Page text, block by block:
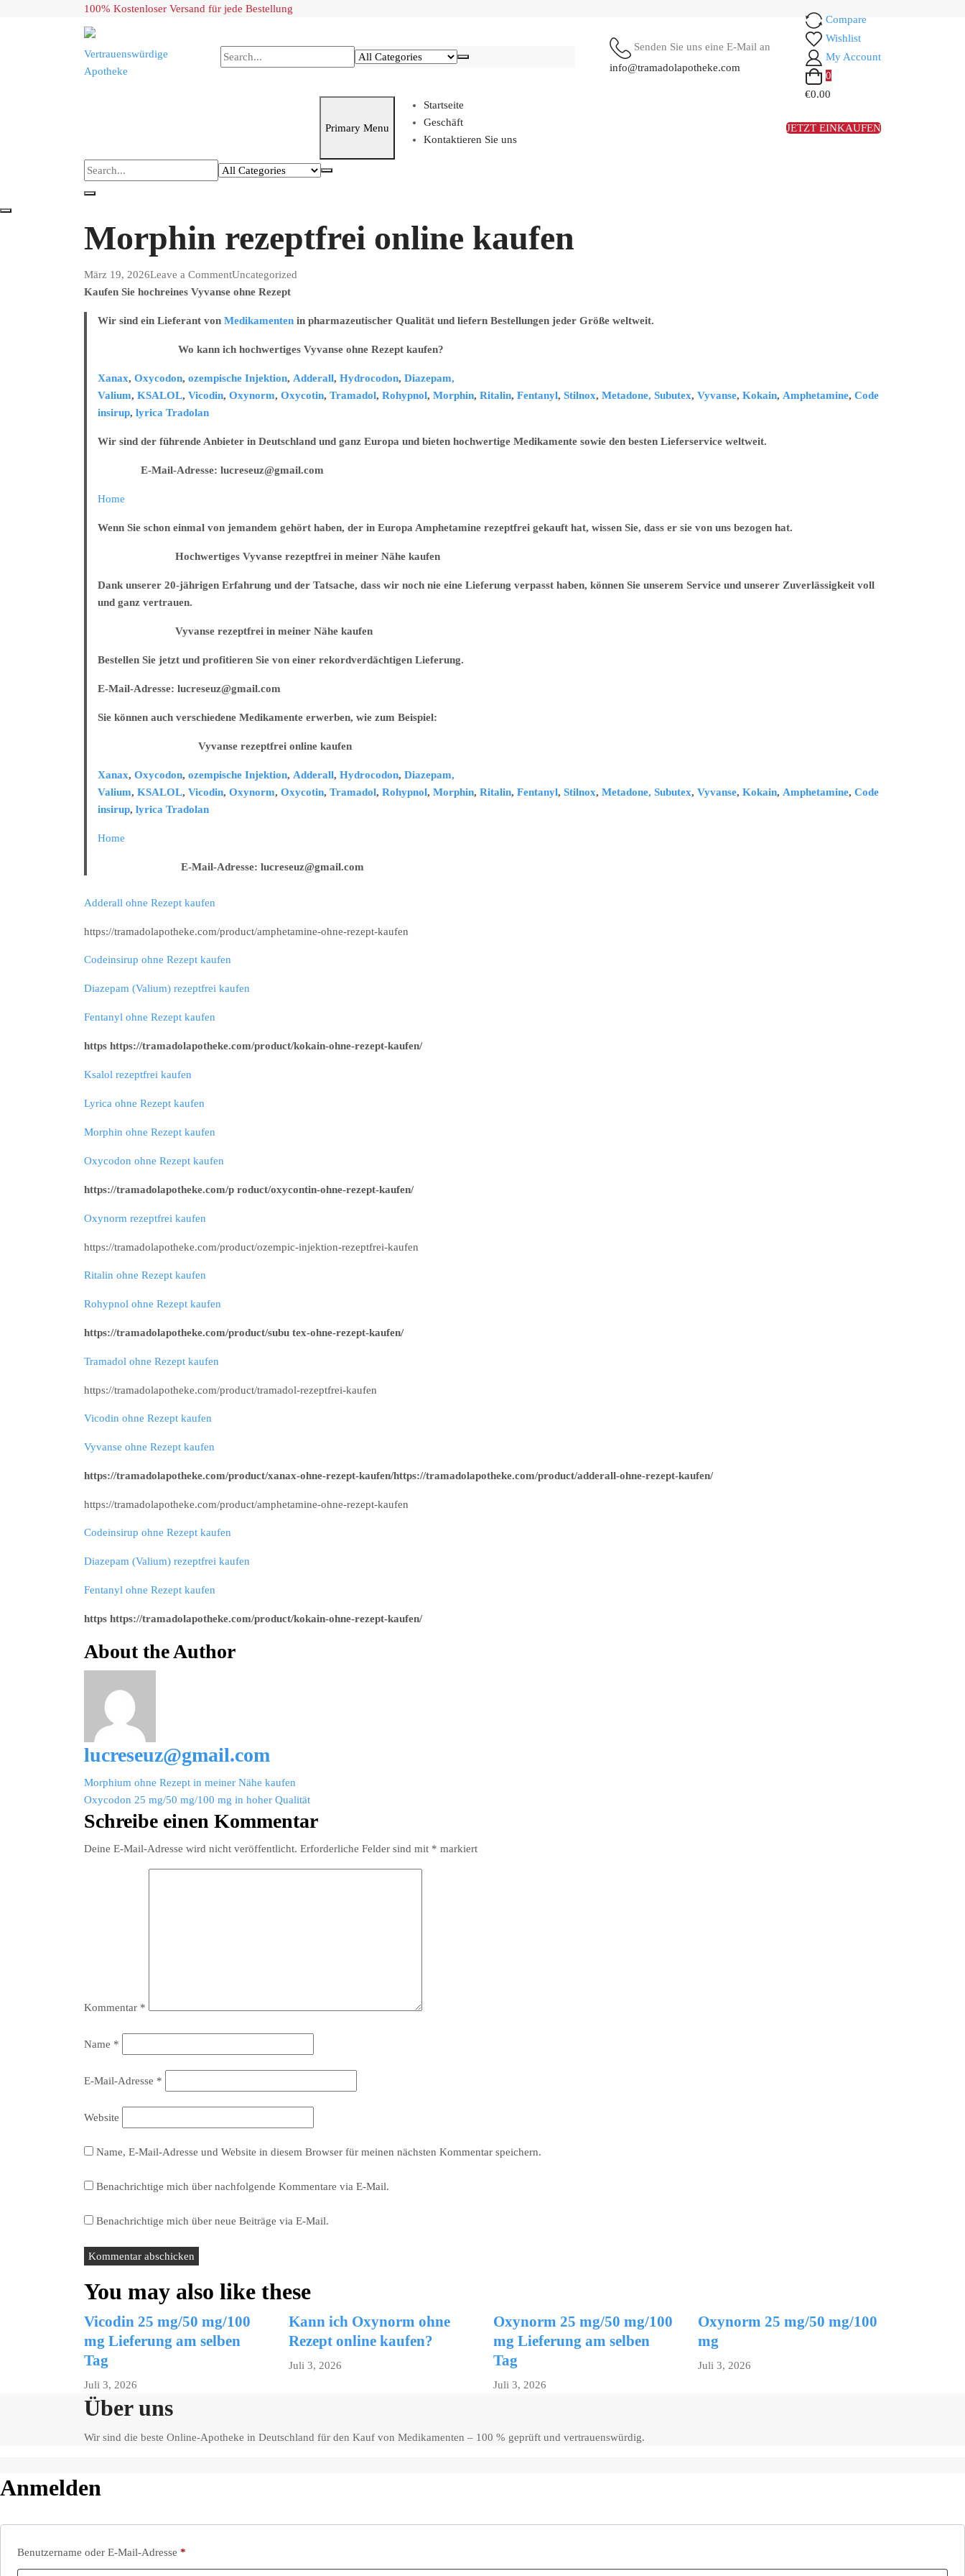
100% Kostenloser Versand für jede Bestellung
Vertrauenswürdige
Apotheke
Senden Sie uns eine E-Mail an
info@tramadolapotheke.com
Compare
Wishlist
My Account
0
€0.00
Primary Menu
Startseite
Geschäft
Kontaktieren Sie uns
JETZT EINKAUFEN
Morphin rezeptfrei online kaufen
März 19, 2026Leave a Commenton
Morphin
online
Uncategorized
Kaufen Sie hochreines Vyvanse ohne Rezept
Wir sind ein Lieferant von Medikamentenin pharmazeutischer Qualität und liefern Bestellungen jeder Größe weltweit.
Wo kann ich hochwertiges Vyvanse ohne Rezept kaufen?
Xanax, Oxycodon, ozempische Injektion, Adderall, Hydrocodon, Diazepam,
Valium, KSALOL, Vicodin, Oxynorm, Oxycotin, Tramadol, Rohypnol, Morphin, Ritalin, Fentanyl, Stilnox, Metadone, Subutex, Vyvanse, Kokain, Amphetamine, Code
insirup, lyrica Tradolan
Wir sind der führende Anbieter in Deutschland und ganz Europa und bieten hochwertige Medikamente sowie den besten Lieferservice weltweit.
E-Mail-Adresse: lucreseuz@gmail.com
Home
Wenn Sie schon einmal von jemandem gehört haben, der in Europa Amphetamine rezeptfrei gekauft hat, wissen Sie, dass er sie von uns bezogen hat.
Hochwertiges Vyvanse rezeptfrei in meiner Nähe kaufen
Dank unserer 20-jährigen Erfahrung und der Tatsache, dass wir noch nie eine Lieferung verpasst haben, können Sie unserem Service und unserer Zuverlässigkeit voll
und ganz vertrauen.
Vyvanse rezeptfrei in meiner Nähe kaufen
Bestellen Sie jetzt und profitieren Sie von einer rekordverdächtigen Lieferung.
E-Mail-Adresse: lucreseuz@gmail.com
Sie können auch verschiedene Medikamente erwerben, wie zum Beispiel:
Vyvanse rezeptfrei online kaufen
Xanax, Oxycodon, ozempische Injektion, Adderall, Hydrocodon, Diazepam,
Valium, KSALOL, Vicodin, Oxynorm, Oxycotin, Tramadol, Rohypnol, Morphin, Ritalin, Fentanyl, Stilnox, Metadone, Subutex, Vyvanse, Kokain, Amphetamine, Code
insirup, lyrica Tradolan
Home
E-Mail-Adresse: lucreseuz@gmail.com
Adderall ohne Rezept kaufen
https://tramadolapotheke.com/product/amphetamine-ohne-rezept-kaufen
Codeinsirup ohne Rezept kaufen
Diazepam (Valium) rezeptfrei kaufen
Fentanyl ohne Rezept kaufen
https https://tramadolapotheke.com/product/kokain-ohne-rezept-kaufen/
Ksalol rezeptfrei kaufen
Lyrica ohne Rezept kaufen
Morphin ohne Rezept kaufen
Oxycodon ohne Rezept kaufen
https://tramadolapotheke.com/p roduct/oxycontin-ohne-rezept-kaufen/
Oxynorm rezeptfrei kaufen
https://tramadolapotheke.com/product/ozempic-injektion-rezeptfrei-kaufen
Ritalin ohne Rezept kaufen
Rohypnol ohne Rezept kaufen
https://tramadolapotheke.com/product/subu tex-ohne-rezept-kaufen/
Tramadol ohne Rezept kaufen
https://tramadolapotheke.com/product/tramadol-rezeptfrei-kaufen
Vicodin ohne Rezept kaufen
Vyvanse ohne Rezept kaufen
https://tramadolapotheke.com/product/xanax-ohne-rezept-kaufen/https://tramadolapotheke.com/product/adderall-ohne-rezept-kaufen/
https://tramadolapotheke.com/product/amphetamine-ohne-rezept-kaufen
Codeinsirup ohne Rezept kaufen
Diazepam (Valium) rezeptfrei kaufen
Fentanyl ohne Rezept kaufen
https https://tramadolapotheke.com/product/kokain-ohne-rezept-kaufen/
About the Author
lucreseuz@gmail.com
Beitragsnavigation
Morphium ohne Rezept in meiner Nähe kaufen
Oxycodon 25 mg/50 mg/100 mg in hoher Qualität
Schreibe einen Kommentar
Deine E-Mail-Adresse wird nicht veröffentlicht. Erforderliche Felder sind mit * markiert
Kommentar *
Name *
E-Mail-Adresse *
Website
Name, E-Mail-Adresse und Website in diesem Browser für meinen nächsten Kommentar speichern.
Benachrichtige mich über nachfolgende Kommentare via E-Mail.
Benachrichtige mich über neue Beiträge via E-Mail.
You may also like these
Vicodin 25 mg/50 mg/100
mg Lieferung am selben
Tag
Juli 3, 2026
Kann ich Oxynorm ohne
Rezept online kaufen?
Juli 3, 2026
Oxynorm 25 mg/50 mg/100
mg Lieferung am selben
Tag
Juli 3, 2026
Oxynorm 25 mg/50 mg/100
mg
Juli 3, 2026
Über uns
Wir sind die beste Online-Apotheke in Deutschland für den Kauf von Medikamenten – 100 % geprüft und vertrauenswürdig.
Anmelden
Benutzername oder E-Mail-Adresse *